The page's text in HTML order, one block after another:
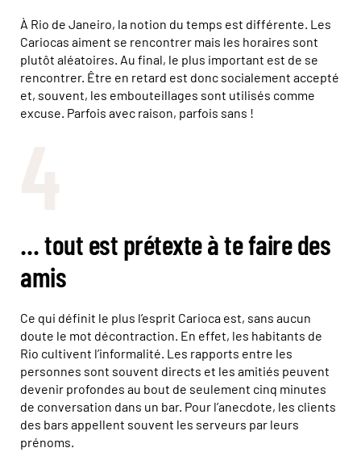
À Rio de Janeiro, la notion du temps est différente. Les
Cariocas aiment se rencontrer mais les horaires sont
plutôt aléatoires. Au final, le plus important est de se
rencontrer. Être en retard est donc socialement accepté
et, souvent, les embouteillages sont utilisés comme
excuse. Parfois avec raison, parfois sans !
… tout est prétexte à te faire des
amis
Ce qui définit le plus l’esprit Carioca est, sans aucun
doute le mot décontraction. En effet, les habitants de
Rio cultivent l’informalité. Les rapports entre les
personnes sont souvent directs et les amitiés peuvent
devenir profondes au bout de seulement cinq minutes
de conversation dans un bar. Pour l’anecdote, les clients
des bars appellent souvent les serveurs par leurs
prénoms.